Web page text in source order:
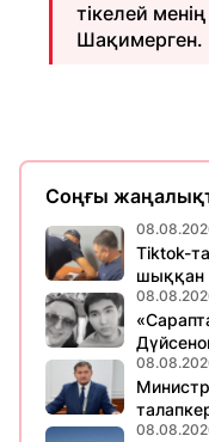
тікелей
Шақимерген.
Соңғы
Tiktok-
шыққан